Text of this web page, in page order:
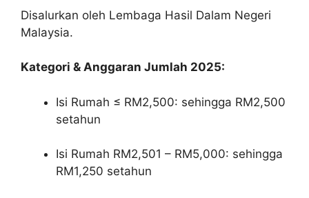
Disalurkan oleh Lembaga Hasil Dalam Negeri
Malaysia.
Kategori & Anggaran Jumlah 2025:
Isi Rumah ≤ RM2,500: sehingga RM2,500
setahun
Isi Rumah RM2,501 – RM5,000: sehingga
RM1,250 setahun